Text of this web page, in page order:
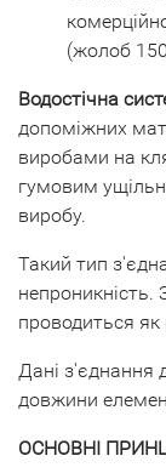
(жолоб
Водостічна
допоміжних
виробами на
гумовим
виробу.
Такий тип
проводиться
Дані з'єднання
довжини
ОСНОВНІ